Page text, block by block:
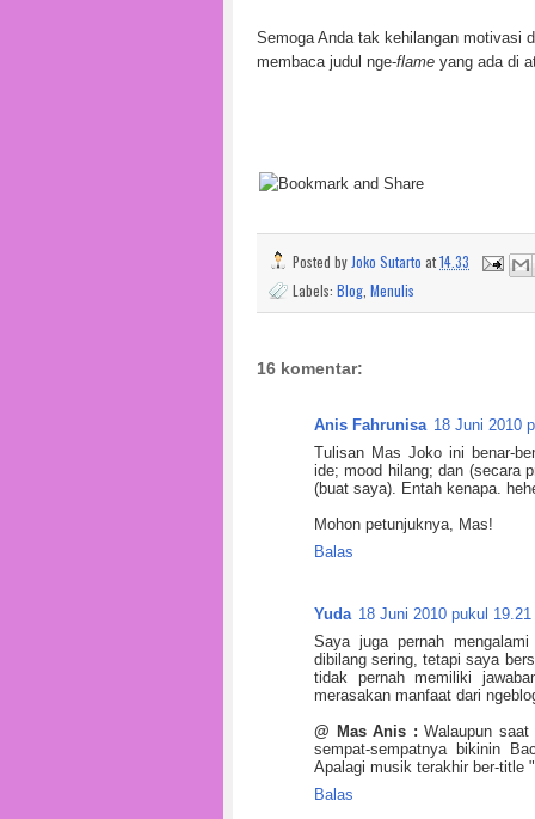
Semoga Anda tak kehilangan motivasi
membaca judul nge-flame yang ada di
Posted by Joko Sutarto at14.33
Labels: Blog Menulis
16 komentar:
Anis Fahrunisa 18 Juni 2010
Tulisan Mas Joko ini benar-
ide; mood hilang; dan (secara
(buat saya). Entah kenapa.
Mohon petunjuknya, Mas!
Balas
Yuda 18 Juni 2010 pukul 19.21
Saya juga pernah
dibilang sering, tetapi saya
tidak pernah memiliki
merasakan manfaat dari
@ Mas Anis : Walaupun
sempat-sempatnya bikinin
Apalagi musik terakhir ber-title
Balas